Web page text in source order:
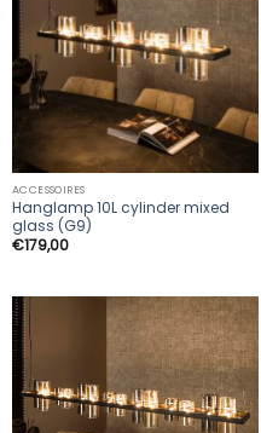
ACCESSOIRES
Hanglamp 10L cylinder mixed
glass (G9)
€179,00